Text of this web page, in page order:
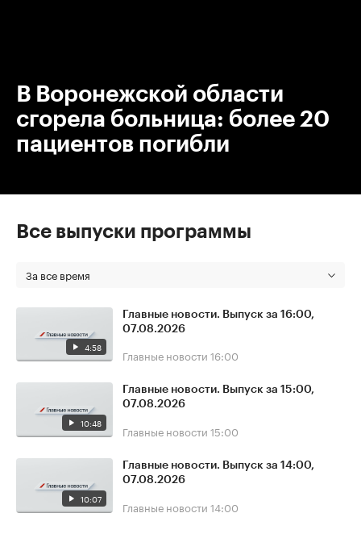
В Воронежской области
сгорела больница: более 20
пациентов погибли
Все выпуски программы
За все время
4:58
Главные новости. Выпуск за 16:00,
07.08.2026
Главные новости 16:00
10:48
Главные новости. Выпуск за 15:00,
07.08.2026
Главные новости 15:00
10:07
Главные новости. Выпуск за 14:00,
07.08.2026
Главные новости 14:00